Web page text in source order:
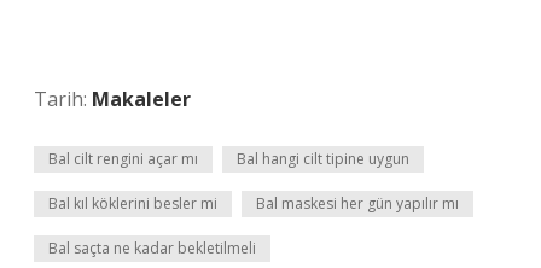
Tarih: Makaleler
Bal cilt rengini açar mı Bal hangi cilt tipine uygun
Bal kıl köklerini besler mi Bal maskesi her gün yapılır mı
Bal saçta ne kadar bekletilmeli